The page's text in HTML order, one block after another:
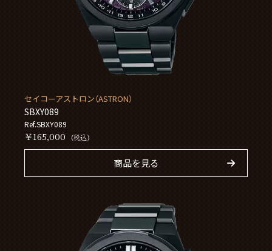
セイコーアストロン（ASTRON）
SBXY089
Ref.SBXY089
￥165,000 (税込)
商品を見る